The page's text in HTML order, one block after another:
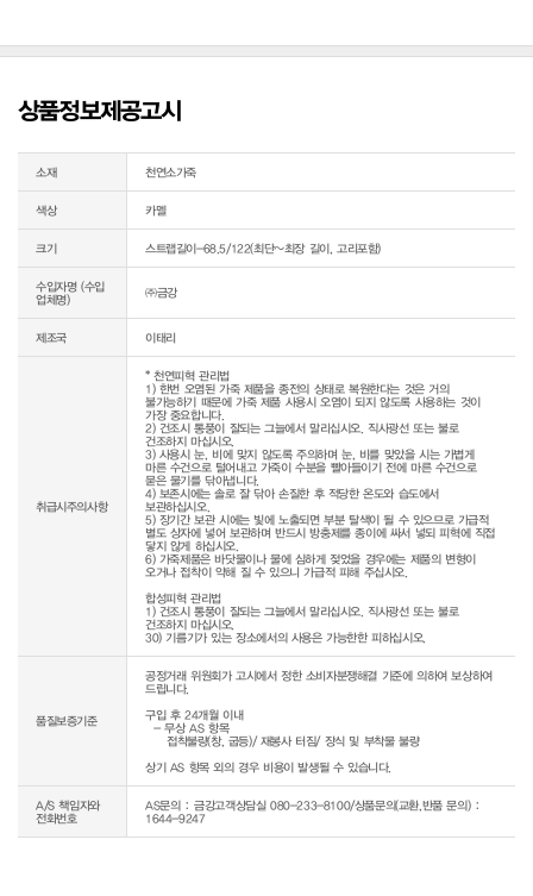
상품정보제공고시
소재 천연소가죽
색상 카멜
크기 스트랩길이-68.5/122(최단~최장 길이, 고리포함)
수입자명 (수입
업체명)
㈜금강
제조국 이태리
취급시주의사항
* 천연피혁 관리법
1) 한번 오염된 가죽 제품을 종전의 상태로 복원한다는 것은 거의
불가능하기 때문에 가죽 제품 사용시 오염이 되지 않도록 사용하는 것이
가장 중요합니다.
2) 건조시 통풍이 잘되는 그늘에서 말리십시오. 직사광선 또는 불로
건조하지 마십시오.
3) 사용시 눈, 비에 맞지 않도록 주의하며 눈, 비를 맞았을 시는 가볍게
마른 수건으로 털어내고 가죽이 수분을 빨아들이기 전에 마른 수건으로
묻은 물기를 닦아냅니다.
4) 보존시에는 솔로 잘 닦아 손질한 후 적당한 온도와 습도에서
보관하십시오.
5) 장기간 보관 시에는 빛에 노출되면 부분 탈색이 될 수 있으므로 가급적
별도 상자에 넣어 보관하며 반드시 방충제를 종이에 싸서 넣되 피혁에 직접
닿지 않게 하십시오.
6) 가죽제품은 바닷물이나 물에 심하게 젖었을 경우에는 제품의 변형이
오거나 접착이 약해 질 수 있으니 가급적 피해 주십시오.
합성피혁 관리법
1) 건조시 통풍이 잘되는 그늘에서 말리십시오. 직사광선 또는 불로
건조하지 마십시오.
30) 기름기가 있는 장소에서의 사용은 가능한한 피하십시오.
품질보증기준
공정거래 위원회가 고시에서 정한 소비자분쟁해결 기준에 의하여 보상하여
드립니다.
구입 후 24개월 이내
  - 무상 AS 항목
상기 AS 항목 외의 경우 비용이 발생될 수 있습니다.
A/S 책임자와
전화번호
AS문의 : 금강고객상담실 080-233-8100/상품문의(교환,반품 문의) :
1644-9247